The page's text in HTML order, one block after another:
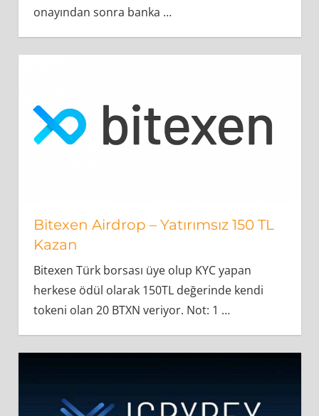
onayından sonra banka …
Bitexen Airdrop – Yatırımsız 150 TL
Kazan
Bitexen Türk borsası üye olup KYC yapan
herkese ödül olarak 150TL değerinde kendi
tokeni olan 20 BTXN veriyor. Not: 1 …